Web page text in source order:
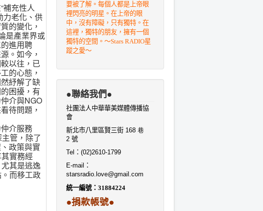
補充性人
力老化、供
的變化，
是產業界或
進用聘
。如今，
以往，已
的心態，
紓解了缺
困擾，有
介與NGO
待問題，
介服務
管，除了
政策與實
實務經
其是逃逸
而移工政
要被了解。每個人都是上帝眼
裡閃亮的明星。在上帝的眼
中，沒有障礙，只有獨特。在
這裡，獨特的朋友，擁有一個
獨特的空間。～Stars RADIO星
蹤之愛～
●聯絡我們●
社團法人中華華美媒體傳播協
會
新北市八里區賢三街 168 巷
2 號
Tel ： (02)2610-1799
E-mail ：
starsradio.love@gmail.com
統一編號： 31884224
●捐款帳號●